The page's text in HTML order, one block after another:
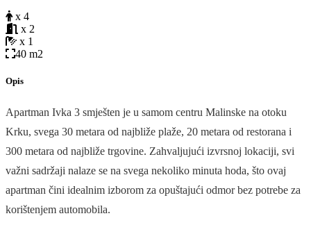
x 4
x 2
x 1
40 m2
Opis
Apartman Ivka 3 smješten je u samom centru Malinske na otoku
Krku, svega 30 metara od najbliže plaže, 20 metara od restorana i
300 metara od najbliže trgovine. Zahvaljujući izvrsnoj lokaciji, svi
važni sadržaji nalaze se na svega nekoliko minuta hoda, što ovaj
apartman čini idealnim izborom za opuštajući odmor bez potrebe za
korištenjem automobila.